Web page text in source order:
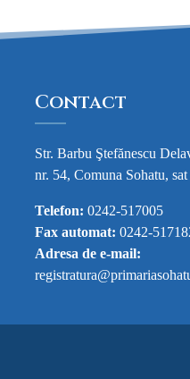
Contact
Str. Barbu Ştefănescu
nr. 54, Comuna Sohatu, sat
Telefon:0242-517005
Fax automat:0242-
Adresa de e-mail: